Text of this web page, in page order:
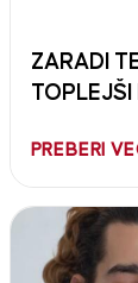
ZARADI
PREBERI